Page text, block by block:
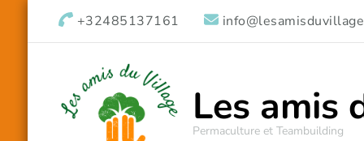
+32485137161
Les amis
Permaculture et Teambuilding